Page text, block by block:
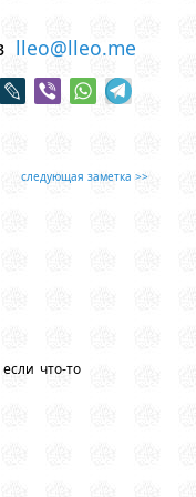
lleo@lleo.me
следующая заметка >>
что-то